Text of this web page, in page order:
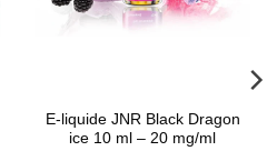
E-liquide JNR Black Dragon
ice 10 ml – 20 mg/ml